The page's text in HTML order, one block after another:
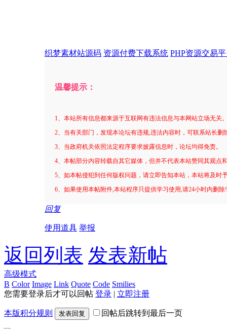
织梦素材站源码 资源付费下载系统 PHP资源交易
温馨提示：
1、本站所有信息都来源于互联网有违法信息与本网站立场无关
2、当有关部门，发现本论坛有违规,违法内容时，可联系站长删
3、当政府机关依照法定程序要求披露信息时，论坛均得免责。
4、本帖部分内容转载自其它媒体，但并不代表本站赞同其观点
5、如本帖侵犯到任何版权问题，请立即告知本站，本站将及时
6、如果使用本帖附件,本站程序只提供学习使用,请24小时内删
回复
使用道具 举报
返回列表 发表新帖
高级模式
B Color Image Link Quote Code Smilies
您需要登录后才可以回帖 登录 | 立即注册
本版积分规则 发表回复 回帖后跳转到最后一页